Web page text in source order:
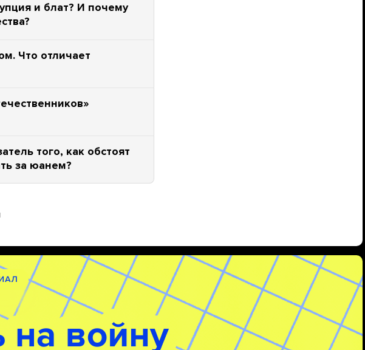
и блат? И почему
Что отличает
того, как обстоят
за юанем?